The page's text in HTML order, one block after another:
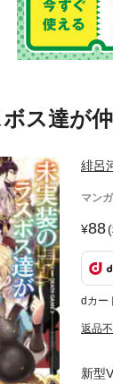
ス達が
緋呂
マンガ
88
dカー
返品
新型